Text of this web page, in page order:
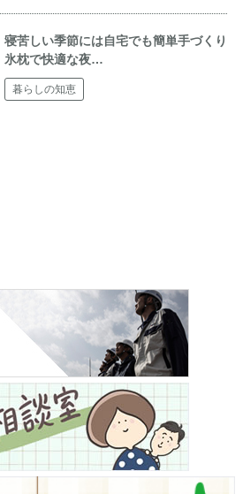
寝苦しい季節には自宅でも簡単手づくり
氷枕で快適な夜…
暮らしの知恵